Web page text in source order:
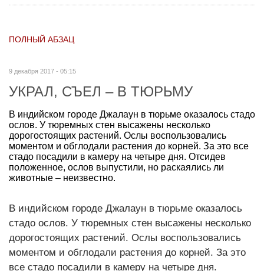
ПОЛНЫЙ АБЗАЦ
9 декабря 2017 - 05:15
УКРАЛ, СЪЕЛ – В ТЮРЬМУ
В индийском городе Джалаун в тюрьме оказалось стадо
ослов. У тюремных стен высажены несколько
дорогостоящих растений. Ослы воспользовались
моментом и обглодали растения до корней. За это все
стадо посадили в камеру на четыре дня. Отсидев
положенное, ослов выпустили, но раскаялись ли
животные – неизвестно.
В индийском городе Джалаун в тюрьме оказалось
стадо ослов. У тюремных стен высажены несколько
дорогостоящих растений. Ослы воспользовались
моментом и обглодали растения до корней. За это
все стадо посадили в камеру на четыре дня.